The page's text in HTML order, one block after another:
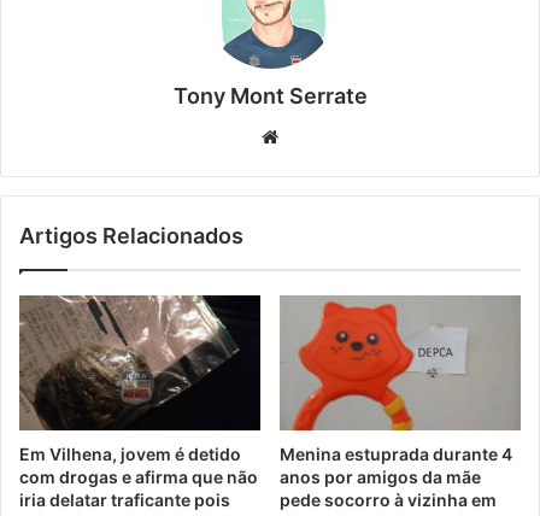
Tony Mont Serrate
te
Artigos Relacionados
Em Vilhena, jovem é detido
com drogas e afirma que não
iria delatar traficante pois
Menina estuprada durante 4
anos por amigos da mãe
pede socorro à vizinha em